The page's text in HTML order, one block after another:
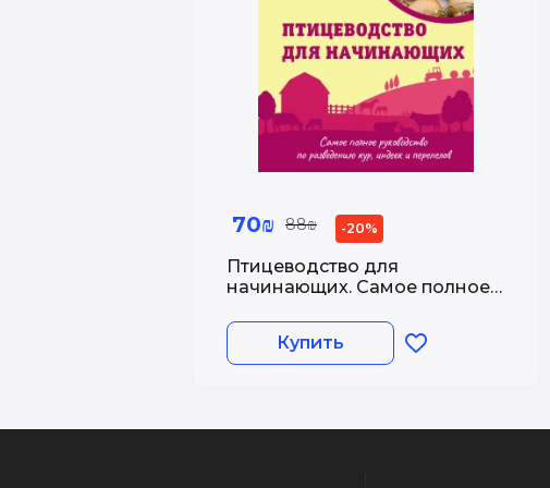
70₪ 88₪ -20%
Птицеводство для
начинающих. Самое полное
кур, индеек и перепелов
Купить